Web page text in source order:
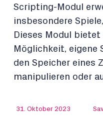
Scripting-Modul
insbesondere
Dieses Modul
Möglichkeit, eigene
den Speicher eines
manipulieren oder
31. Oktober 2023